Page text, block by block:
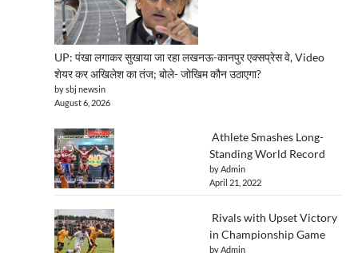
UP: पंखा लगाकर सुखाया जा रहा लखनऊ-कानपुर एक्सप्रेस वे, Video
शेयर कर अखिलेश का तंज; बोले- जोखिम कौन उठाएगा?
by sbj newsin
August 6, 2026
Athlete Smashes Long-
Standing World Record
by Admin
April 21, 2022
Rivals with Upset Victory
in Championship Game
by Admin